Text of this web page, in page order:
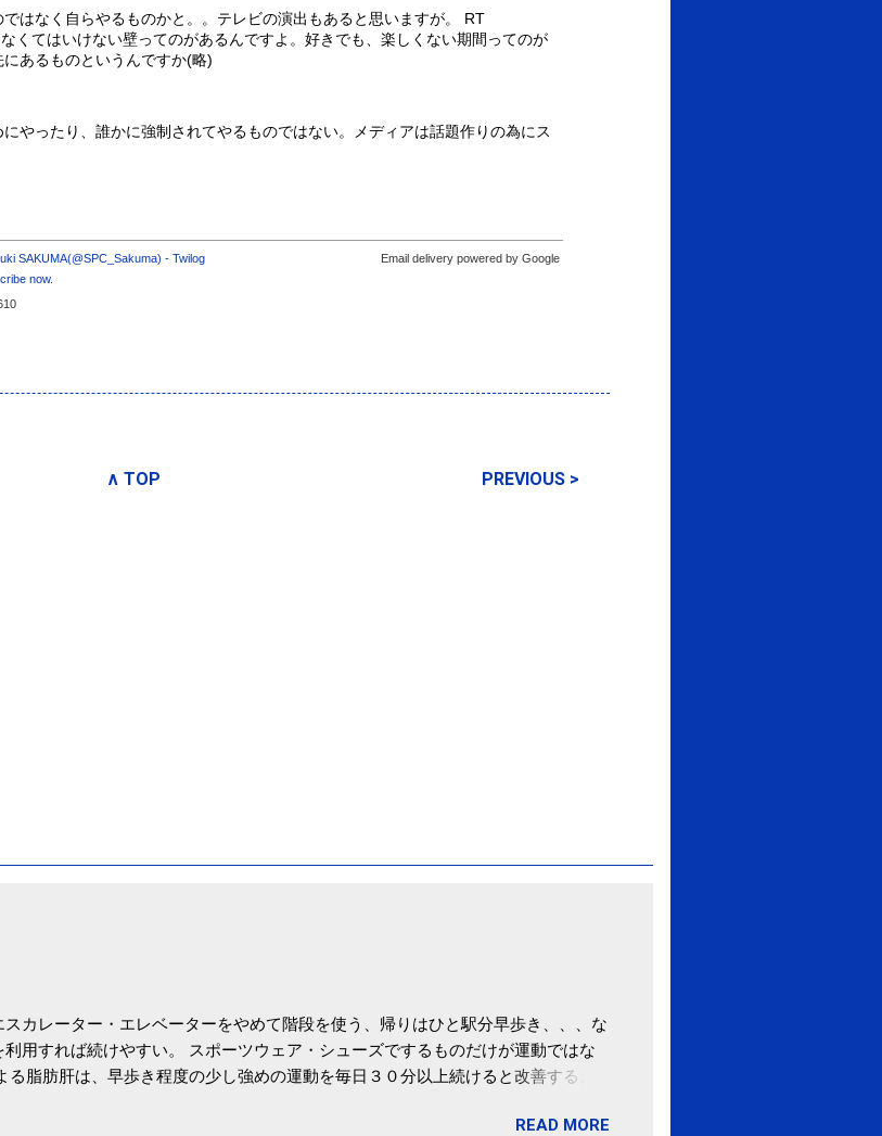
はなく自らやるものかと。。テレビの演出もあると思いますが。 RT
くてはいけない壁ってのがあるんですよ。好きでも、楽しくない期間ってのが
あるものというんですか(略)
やったり、誰かに強制されてやるものではない。メディアは話題作りの為にス
SAKUMA(@SPC_Sakuma) - Twilog
now.
Email delivery powered by Google
∧ TOP PREVIOUS >
カレーター・エレベーターをやめて階段を使う、帰りはひと駅分早歩き、、、な
用すれば続けやすい。 スポーツウェア・シューズでするものだけが運動ではな
脂肪肝は、早歩き程度の少し強めの運動を毎日３０分以上続けると改善する、
は減らなくても効果があるという。 正田教授は「汗ばむ程度の運動を毎日３０分
READ MORE